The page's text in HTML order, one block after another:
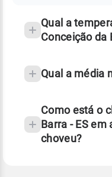
Qual a
Conceição da
Qual a média
Fonte: 30 anos de
Como está o
Barra - ES
choveu?